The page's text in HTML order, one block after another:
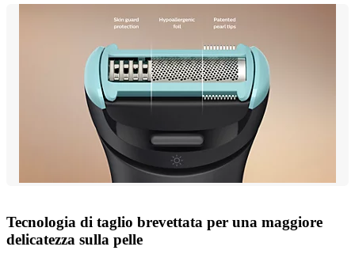
Tecnologia di taglio brevettata per una maggiore
delicatezza sulla pelle